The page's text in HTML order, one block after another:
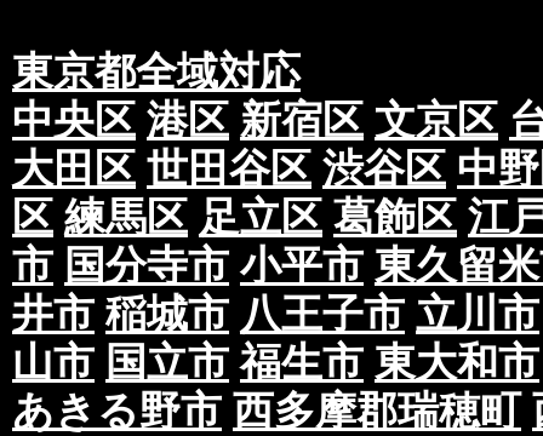
東京都全域対応
中央区 港区 新宿区 文京区
大田区 世田谷区 渋谷区 中
区 練馬区 足立区 葛飾区 江
市 国分寺市 小平市 東久留
井市 稲城市 八王子市 立川市
山市 国立市 福生市 東大和市
あきる野市 西多摩郡瑞穂町